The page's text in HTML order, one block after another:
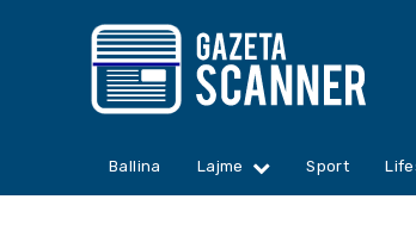
Ballina Lajme Sport